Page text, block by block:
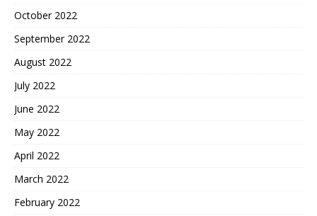
October 2022
September 2022
August 2022
July 2022
June 2022
May 2022
April 2022
March 2022
February 2022